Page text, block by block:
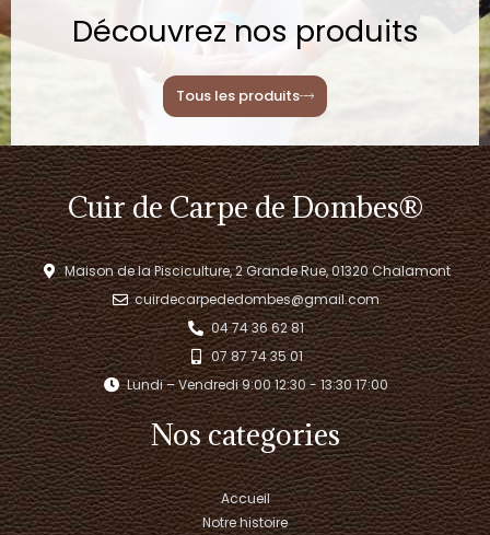
Découvrez nos produits
Tous les produits
Cuir de Carpe de Dombes®
Maison de la Pisciculture, 2 Grande Rue, 01320 Chalamont
cuirdecarpededombes@gmail.com
04 74 36 62 81
07 87 74 35 01
Lundi – Vendredi 9:00 12:30 - 13:30 17:00​
Nos categories
Accueil
Notre histoire